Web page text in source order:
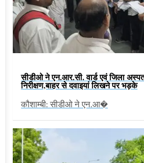
सीडीओ ने एन.आर.सी. वार्ड एवं जिला
निरीक्षण,बाहर से दवाइयां लिखने पर भड़के
कौशाम्बी: सीडीओ ने एन.आ�